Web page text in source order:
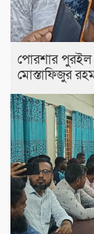
পোরশার পুরইল
মোস্তাফিজুর